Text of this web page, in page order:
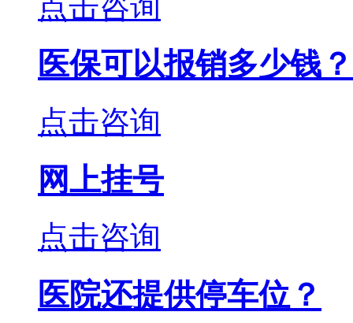
医保可以报销多少钱？
点击咨询
网上挂号
点击咨询
医院还提供停车位？